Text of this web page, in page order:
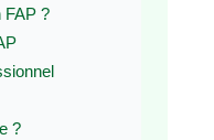
?
?